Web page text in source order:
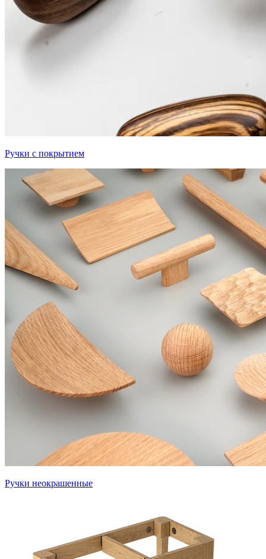
Ручки с покрытием
Ручки неокрашенные